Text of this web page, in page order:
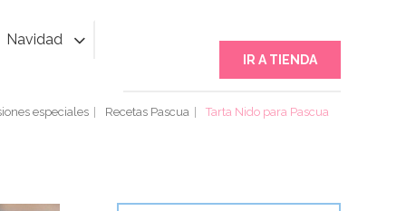
Navidad
IR A TIENDA
especiales Recetas Pascua Tarta Nido para Pascua